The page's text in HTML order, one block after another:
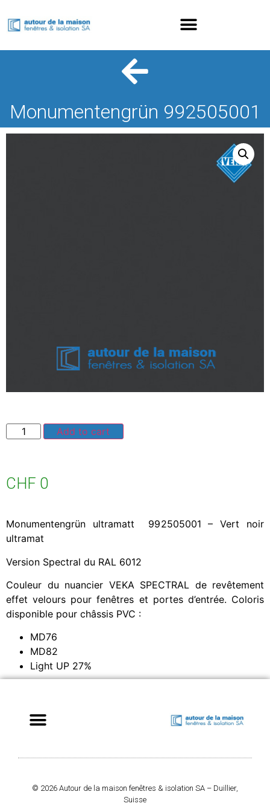
Monumentengrün 992505001
Add to cart
CHF 0
Monumentengrün ultramatt 992505001 – Vert noir
ultramat
Version Spectral du RAL 6012
Couleur du nuancier VEKA SPECTRAL de revêtement
effet velours pour fenêtres et portes d’entrée. Coloris
disponible pour châssis PVC :
MD76
MD82
Light UP 27%
© 2026 Autour de la maison fenêtres & isolation SA – Duillier,
Suisse